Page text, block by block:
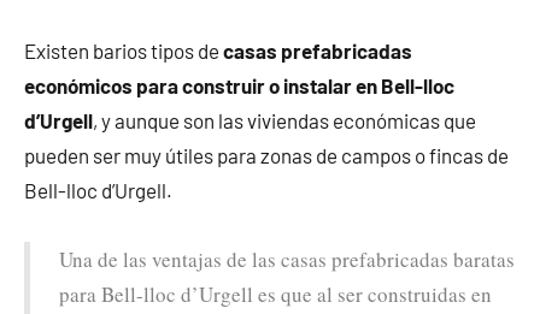
Existen barios tipos de casas prefabricadas
económicos para construir o instalar en Bell-lloc
d’Urgell, y aunque son las viviendas económicas que
pueden ser muy útiles para zonas de campos o fincas de
Bell-lloc d’Urgell.
Una de las ventajas de las casas prefabricadas baratas
para Bell-lloc d’Urgell es que al ser construidas en